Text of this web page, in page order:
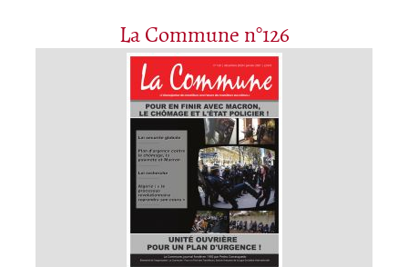
La Commune n°126